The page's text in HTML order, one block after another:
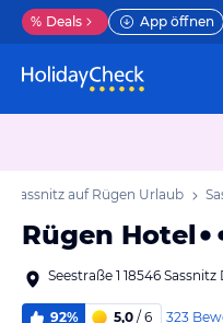
% Deals App öffnen
Sassnitz auf Rügen Urlaub
Rügen Hotel
Seestraße 1 18546
92% 5,0 / 6 323